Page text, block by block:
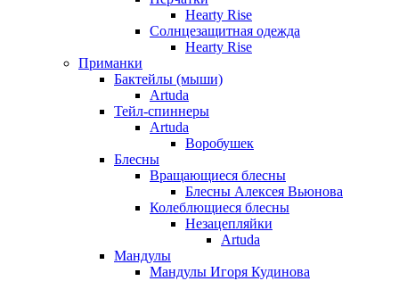
Hearty Rise
Солнцезащитная одежда
Hearty Rise
Приманки
Бактейлы (мыши)
Artuda
Тейл-спиннеры
Artuda
Воробушек
Блесны
Вращающиеся блесны
Блесны Алексея Вьюнова
Колеблющиеся блесны
Незацепляйки
Artuda
Мандулы
Мандулы Игоря Кудинова